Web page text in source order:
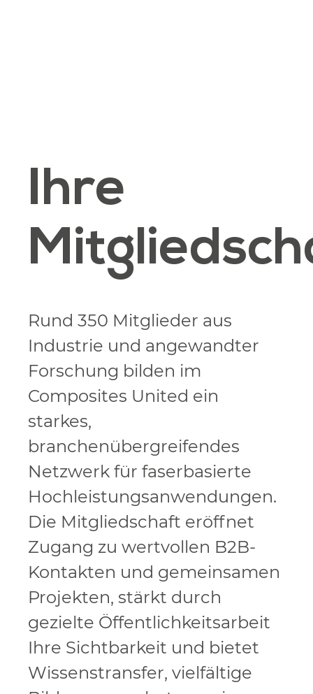
Ihre
Rund 350 Mitglieder aus
Industrie und angewandter
Forschung bilden im
Composites United ein
starkes,
branchenübergreifendes
Netzwerk für faserbasierte
Hochleistungsanwendungen.
Die Mitgliedschaft eröffnet
Zugang zu wertvollen B2B-
Kontakten und gemeinsamen
Projekten, stärkt durch
gezielte Öffentlichkeitsarbeit
Ihre Sichtbarkeit und bietet
Wissenstransfer, vielfältige